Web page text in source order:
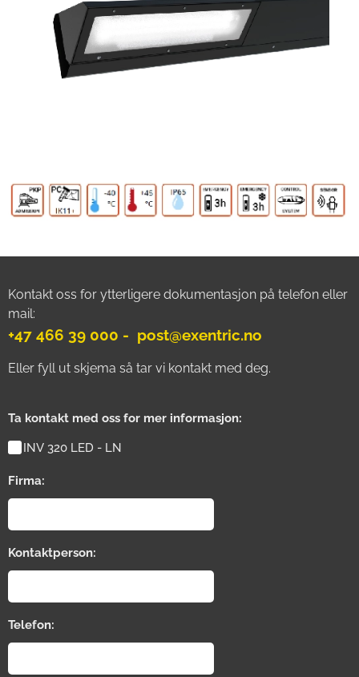
Kontakt oss for ytterligere dokumentasjon på telefon eller
mail:
+47 466 39 000 - post@exentric.no
Eller fyll ut skjema så tar vi kontakt med deg.
Ta kontakt med oss for mer informasjon:
INV 320 LED - LN
Firma:
Kontaktperson:
Telefon: